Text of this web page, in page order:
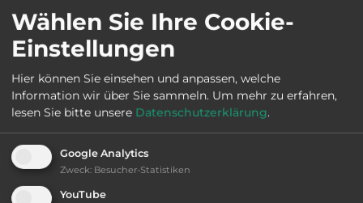
E-Mail: arpheuilles.camp@gmail.com
Webseite: www.camping-arpheuilles.com
Fläche: 35.000m2
Wählen Sie Ihre Cookie-
Einstellungen
Hier können Sie einsehen und anpassen, welche
Information wir über Sie sammeln. Um mehr zu erfahren,
lesen Sie bitte unsere Datenschutzerklärung.
Google Analytics
Zweck: Besucher-Statistiken
YouTube